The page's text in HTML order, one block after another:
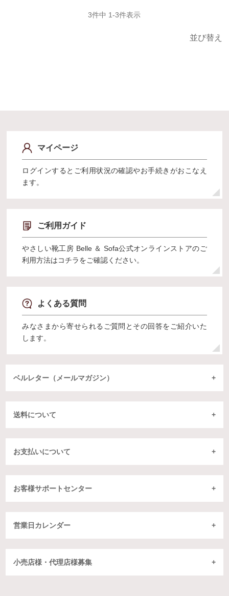
並び替え
3件中 1-3件表示
マイページ
ログインするとご利用状況の確認やお手続きがおこなえ
ます。
ご利用ガイド
やさしい靴工房 Belle ＆ Sofa公式オンラインストアのご
利用方法はコチラをご確認ください。
よくある質問
みなさまから寄せられるご質問とその回答をご紹介いた
します。
ベルレター（メールマガジン）
送料について
お支払いについて
お客様サポートセンター
営業日カレンダー
小売店様・代理店様募集